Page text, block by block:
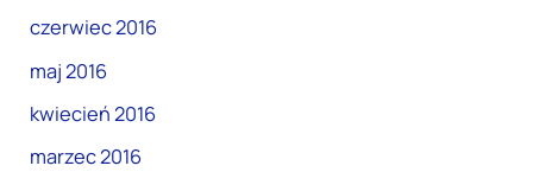
czerwiec 2016
maj 2016
kwiecień 2016
marzec 2016